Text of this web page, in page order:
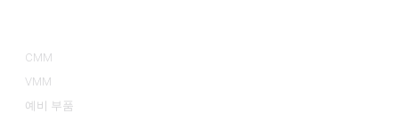
CMM
VMM
예비 부품